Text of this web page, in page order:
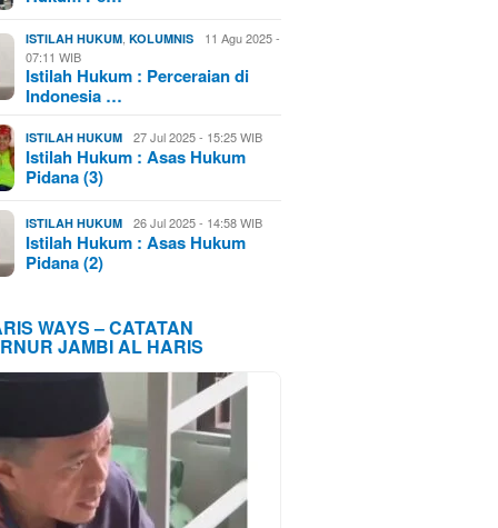
ISTILAH HUKUM ,KOLUMNIS
11 Agu 2025 -
07:11 WIB
Istilah Hukum : Perceraian di
Indonesia …
ISTILAH HUKUM 27 Jul 2025 - 15:25 WIB
Istilah Hukum : Asas Hukum
Pidana (3)
ISTILAH HUKUM 26 Jul 2025 - 14:58 WIB
Istilah Hukum : Asas Hukum
Pidana (2)
WAYS – CATATAN
JAMBI AL HARIS